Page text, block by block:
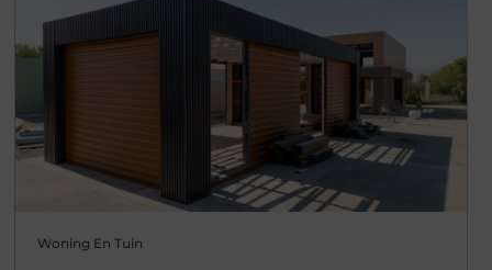
Woning En Tuin